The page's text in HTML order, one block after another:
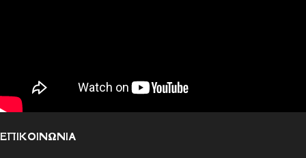
ΕΠΙΚΟΙΝΩΝΙΑ